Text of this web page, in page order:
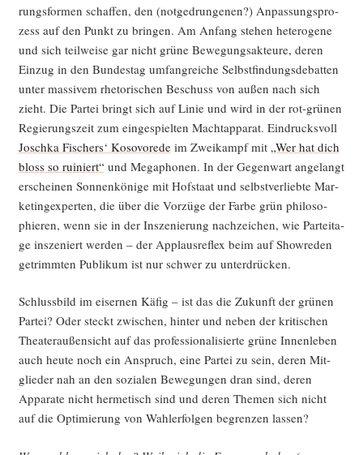
rungs­for­men schaf­fen, den (not­ge­drun­ge­nen?) Anpas­sungs­pro­
zess auf den Punkt zu brin­gen. Am Anfang ste­hen hete­ro­ge­ne
und sich teil­wei­se gar nicht grü­ne Bewe­gungs­ak­teu­re, deren
Ein­zug in den Bun­des­tag umfang­rei­che Selbst­fin­dungs­de­bat­ten
unter mas­si­vem rhe­to­ri­schen Beschuss von außen nach sich
zieht. Die Par­tei bringt sich auf Linie und wird in der rot-grü­nen
Regie­rungs­zeit zum ein­ge­spiel­ten Macht­ap­pa­rat. Ein­drucks­voll
Josch­ka Fischers‘ Koso­vor­edeim Zwei­kampf mit „Wer hat dich
bloss so rui­niert“ und Mega­pho­nen. In der Gegen­wart ange­langt
erschei­nen Son­nen­kö­ni­ge mit Hof­staat und selbst­ver­lieb­te Mar­
ke­ting­ex­per­ten, die über die Vor­zü­ge der Far­be grün phi­lo­so­
phie­ren, wenn sie in der Insze­nie­rung nach­zei­chen, wie Par­tei­ta­
ge insze­niert wer­den – der Applaus­re­flex beim auf Show­re­den
getrimm­ten Publi­kum ist nur schwer zu unterdrücken.
Schluss­bild im eiser­nen Käfig – ist das die Zukunft der grü­nen
Par­tei? Oder steckt zwi­schen, hin­ter und neben der kri­ti­schen
Thea­ter­au­ßen­sicht auf das pro­fes­sio­na­li­sier­te grü­ne Innen­le­ben
auch heu­te noch ein Anspruch, eine Par­tei zu sein, deren Mit­
glie­der nah an den sozia­len Bewe­gun­gen dran sind, deren
Appa­ra­te nicht her­me­tisch sind und deren The­men sich nicht
auf die Opti­mie­rung von Wahl­er­fol­gen begren­zen lassen?